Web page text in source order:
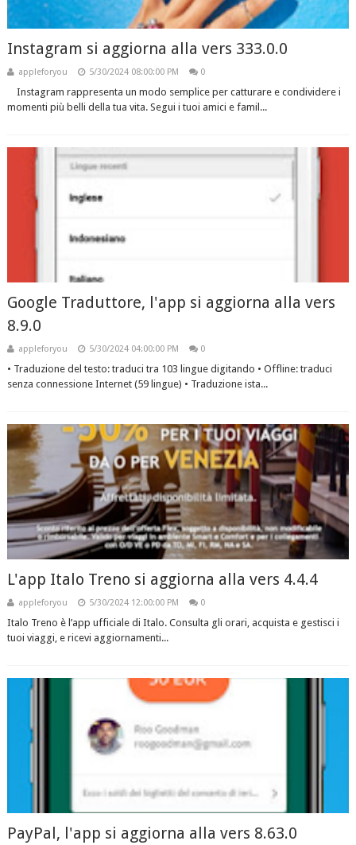
Instagram si aggiorna alla vers 333.0.0
appleforyou 5/30/2024 08:00:00 PM 0
Instagram rappresenta un modo semplice per catturare e condividere i
momenti più belli della tua vita. Segui i tuoi amici e famil...
Google Traduttore, l'app si aggiorna alla vers
8.9.0
appleforyou 5/30/2024 04:00:00 PM 0
• Traduzione del testo: traduci tra 103 lingue digitando • Offline: traduci
senza connessione Internet (59 lingue) • Traduzione ista...
L'app Italo Treno si aggiorna alla vers 4.4.4
appleforyou 5/30/2024 12:00:00 PM 0
Italo Treno è l’app ufficiale di Italo. Consulta gli orari, acquista e gestisci i
tuoi viaggi, e ricevi aggiornamenti...
PayPal, l'app si aggiorna alla vers 8.63.0